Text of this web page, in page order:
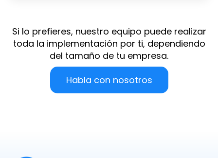
Si lo prefieres, nuestro equipo puede realizar
toda la implementación por ti, dependiendo
del tamaño de tu empresa.
Habla con nosotros